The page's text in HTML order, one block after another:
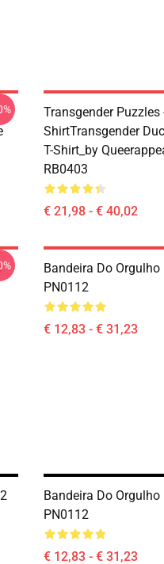
Transgender Puzzles
ShirtTransgender
T-Shirt_by
RB0403
€ 21,98 - € 40,02
Bandeira Do
PN0112
€ 12,83 - € 31,23
Bandeira Do
PN0112
€ 12,83 - € 31,23